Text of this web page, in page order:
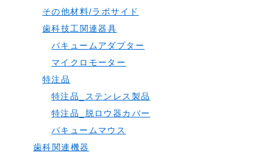
その他材料/ラボサイド
歯科技工関連器具
バキュームアダプター
マイクロモーター
特注品
特注品_ステンレス製品
特注品_脱ロウ器カバー
バキュームマウス
歯科関連機器